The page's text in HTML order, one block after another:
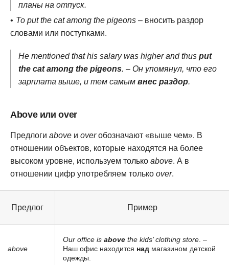
планы на отпуск.
To put the cat among the pigeons – вносить раздор
словами или поступками.
He mentioned that his salary was higher and thus put
the cat among the pigeons. – Он упомянул, что его
зарплата выше, и тем самым внес раздор.
Above или over
Предлоги above и overобозначают «выше чем». В
отношении объектов, которые находятся на более
высоком уровне, используем только above. А в
отношении цифр употребляем только over.
Предлог Пример
above
Our office is above the kids’ clothing store . –
Наш офис находится над магазином детской
одежды.